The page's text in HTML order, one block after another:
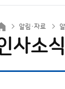
알림·자료
사소식